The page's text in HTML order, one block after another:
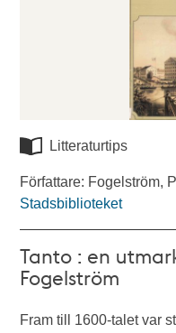
Litteraturtips
Författare: Fogelström,
Stadsbiblioteket
Tanto : en
Fogelström
Fram till 1600-talet var